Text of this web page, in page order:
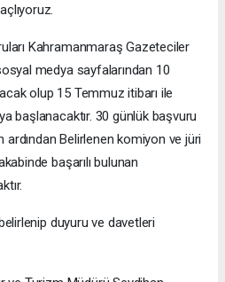
Kahramanmaraş Gazeteciler
medya sayfalarından 10
olup 15 Temmuz itibarı ile
başlanacaktır. 30 günlük başvuru
ardından Belirlenen komiyon ve jüri
başarılı bulunan
duyuru ve davetleri